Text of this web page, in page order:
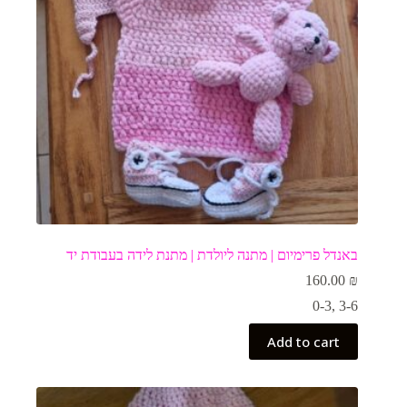
באנדל פרימיום | מתנה ליולדת | מתנת לידה בעבודת יד
160.00 ₪
0-3,3-6
Add to cart